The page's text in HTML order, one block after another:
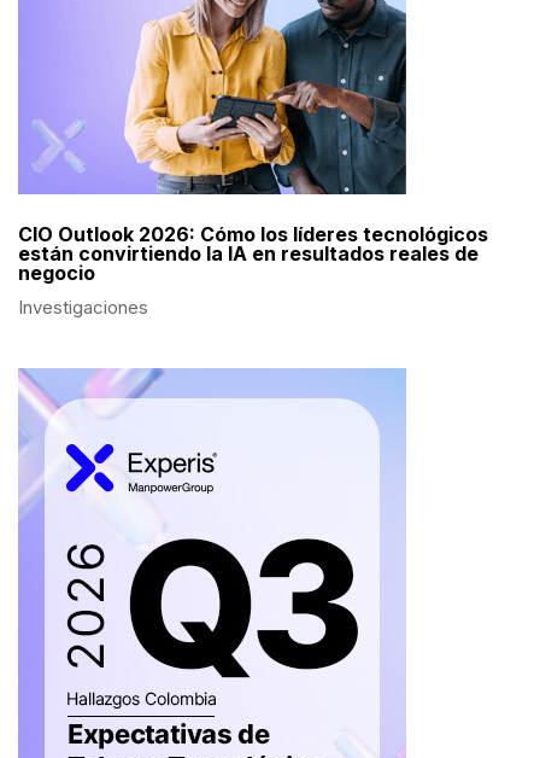
CIO Outlook 2026: Cómo los líderes tecnológicos
están convirtiendo la IA en resultados reales de
negocio
Investigaciones